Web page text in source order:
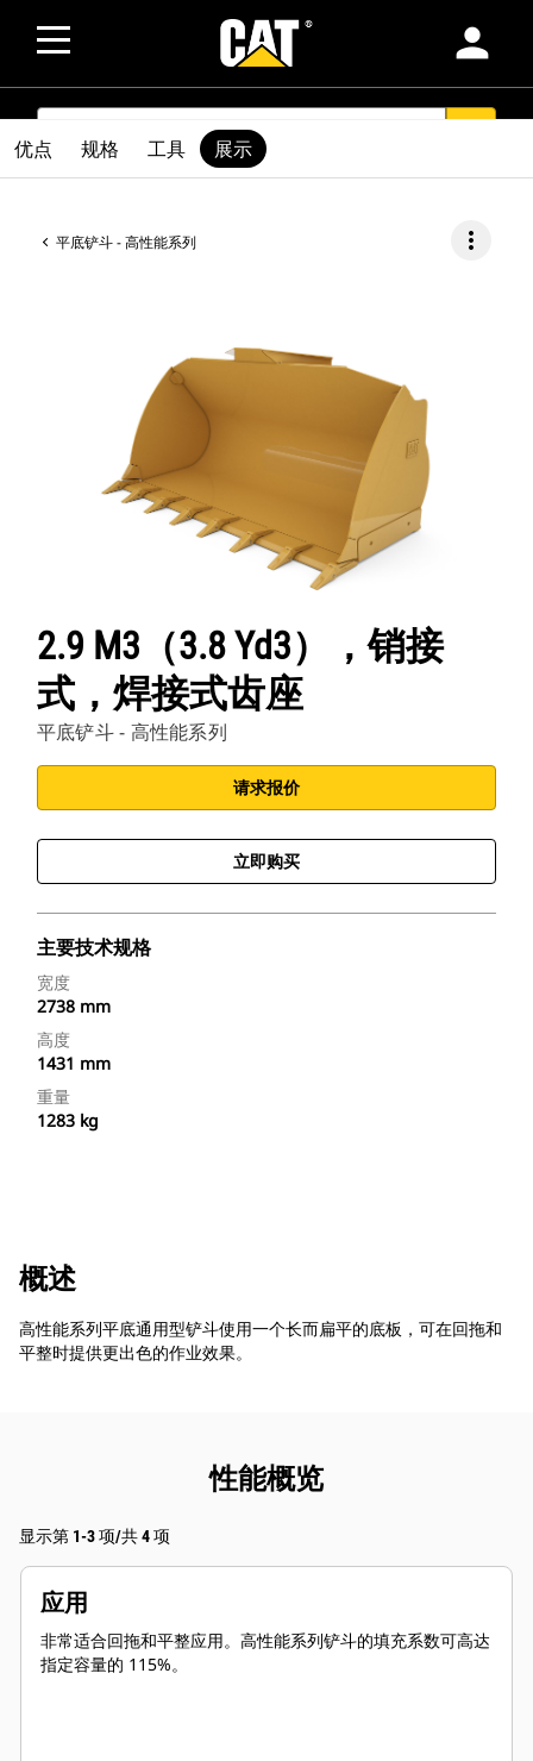
person
SEARCH
平底铲斗 - 高性能系列 more_vert
2.9 M3（3.8 Yd3），销接
式，焊接式齿座
平底铲斗 - 高性能系列
请求报价
立即购买
主要技术规格
宽度
2738 mm
高度
1431 mm
重量
1283 kg
优点 规格 工具 展示
概述
高性能系列平底通用型铲斗使用一个长而扁平的底板，可在回拖和
平整时提供更出色的作业效果。
性能概览
显示第 1-3 项/共 4 项
应用
非常适合回拖和平整应用。高性能系列铲斗的填充系数可高达
指定容量的 115%。